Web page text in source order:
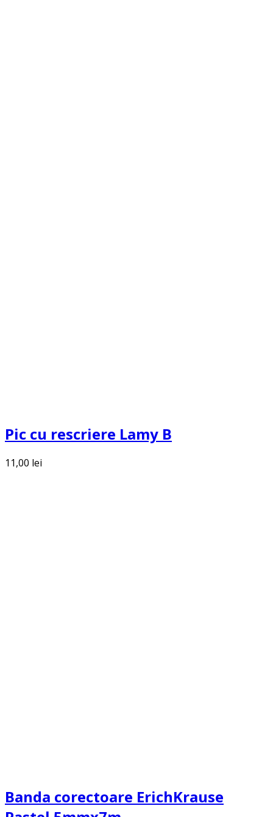
Pic cu rescriere Lamy B
11,00 lei
Banda corectoare ErichKrause